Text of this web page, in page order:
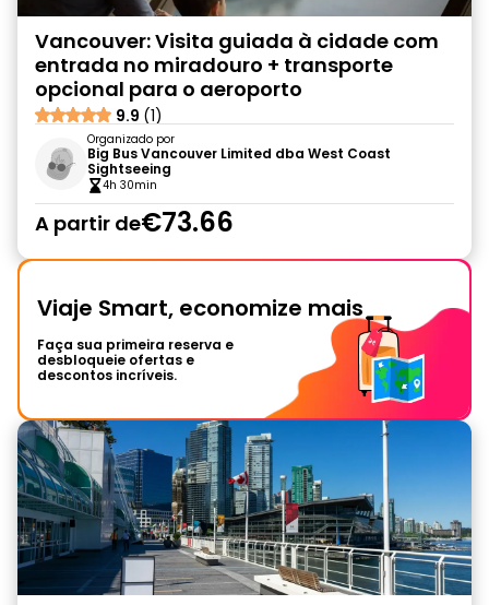
Vancouver: Visita guiada à cidade com
entrada no miradouro + transporte
opcional para o aeroporto
9.9 (1)
Organizado por
Big Bus Vancouver Limited dba West Coast
Sightseeing
4h 30min
A partir de€73.66
Viaje Smart, economize mais
Faça sua primeira reserva e
desbloqueie ofertas e
descontos incríveis.